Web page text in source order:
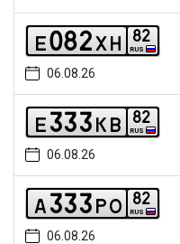
e082xh RUS
82
06.08.26
e333kb RUS
82
06.08.26
a333po RUS
82
06.08.26